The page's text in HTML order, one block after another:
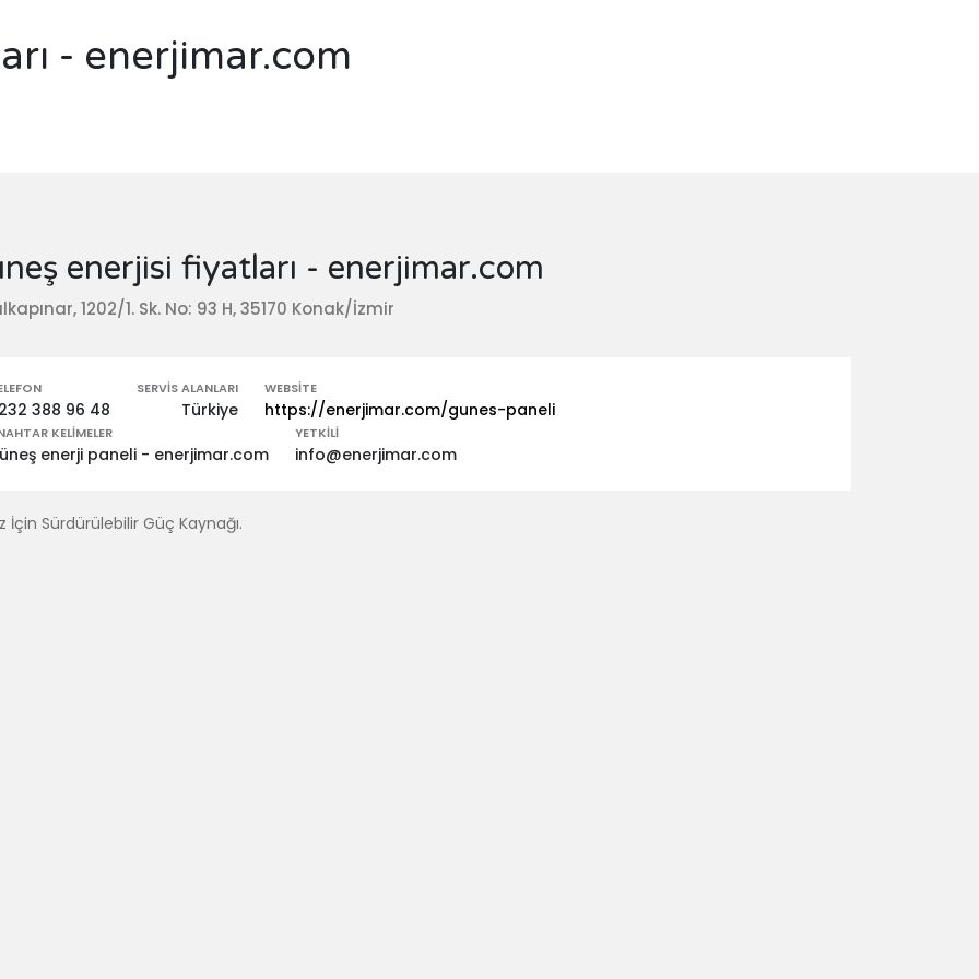
- enerjimar.com
enerjisi fiyatları - enerjimar.com
1202/1. Sk. No: 93 H, 35170 Konak/İzmir
388 96 48
SERVIS ALANLARI
Türkiye
WEBSITE
https://enerjimar.com/gunes-paneli
KELIMELER
enerji paneli - enerjimar.com
YETKILI
info@enerjimar.com
İçin Sürdürülebilir Güç Kaynağı.